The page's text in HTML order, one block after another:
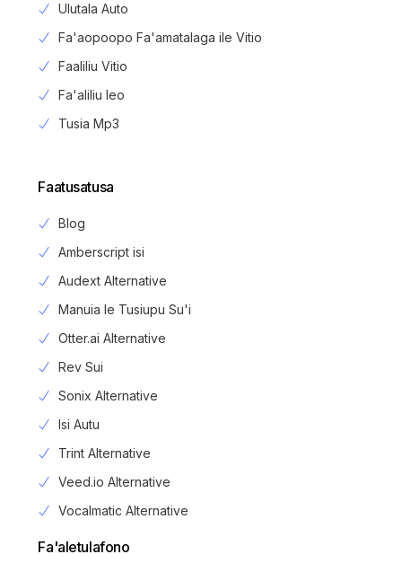
Ulutala Auto
Fa'aopoopo Fa'amatalaga ile Vitio
Faaliliu Vitio
Fa'aliliu leo
Tusia Mp3
Faatusatusa
Blog
Amberscript isi
Audext Alternative
Manuia le Tusiupu Su'i
Otter.ai Alternative
Rev Sui
Sonix Alternative
Isi Autu
Trint Alternative
Veed.io Alternative
Vocalmatic Alternative
Fa'aletulafono